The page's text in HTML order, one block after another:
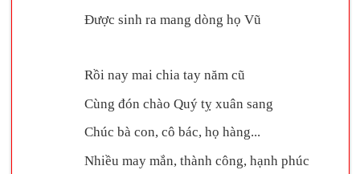
Được sinh ra mang dòng họ Vũ
Rồi nay mai chia tay năm cũ
Cùng đón chào Quý tỵ xuân sang
Chúc bà con, cô bác, họ hàng...
Nhiều may mắn, thành công, hạnh phúc